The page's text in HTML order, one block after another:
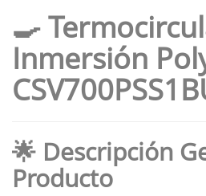
🍳
Inmersión
🌟 Descripción
Producto